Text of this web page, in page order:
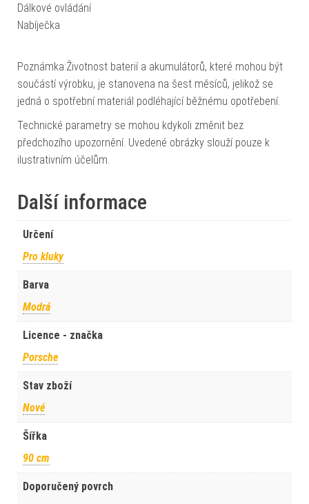
Dálkové ovládání
Nabíječka
Poznámka:Životnost baterií a akumulátorů, které mohou být
součástí výrobku, je stanovena na šest měsíců, jelikož se
jedná o spotřební materiál podléhající běžnému opotřebení.
Technické parametry se mohou kdykoli změnit bez
předchozího upozornění. Uvedené obrázky slouží pouze k
ilustrativním účelům.
Další informace
Určení
Pro kluky
Barva
Modrá
Licence - značka
Porsche
Stav zboží
Nové
Šířka
90 cm
Doporučený povrch